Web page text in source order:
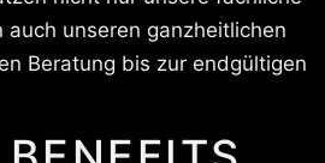
auch unseren ganzheitlichen
Beratung bis zur endgültigen